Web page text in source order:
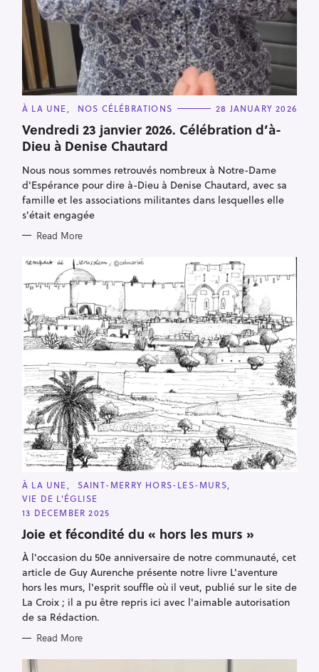
C
T
E
G
O
I
E
S
À LA UNE NOS CÉLÉBRATIONS 28 JANUARY 2026
Vendredi 23 janvier 2026. Célébration d’à-
Dieu à Denise Chautard
Nous nous sommes retrouvés nombreux à Notre-Dame
d'Espérance pour dire à-Dieu à Denise Chautard, avec sa
famille et les associations militantes dans lesquelles elle
s'était engagée
Read More
C
A
T
E
O
R
E
À LA UNE
SAINT-MERRY HORS-LES-MURS
VIE DE L'ÉGLISE
13 DECEMBER 2025
Joie et fécondité du « hors les murs »
À l'occasion du 50e anniversaire de notre communauté, cet
article de Guy Aurenche présente notre livre L'aventure
hors les murs, l'esprit souffle où il veut, publié sur le site de
La Croix ; il a pu être repris ici avec l'aimable autorisation
de sa Rédaction.
Read More